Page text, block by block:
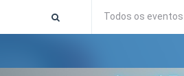
Todos os eventos